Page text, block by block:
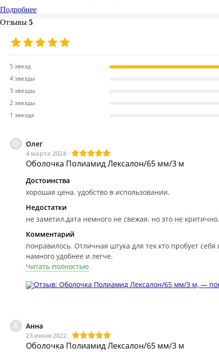
Подробнее
Отзывы 5
5 звезд
4 звезды
3 звезды
2 звезды
1 звезда
О Олег
4 марта 2024
Оболочка Полиамид Лексалон/65 мм/3 м
Достоинства
хорошая цена. удобство в использовании.
Недостатки
не заметил.дата немного не свежая. но это не критично.
Комментарий
понравилось. Отличная штука для тех кто пробует
намного удобнее и легче.
Читать полностью
А Анна
23 июня 2022
Оболочка Полиамид Лексалон/65 мм/3 м